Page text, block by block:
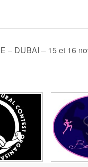
– DUBAI – 15 et 16